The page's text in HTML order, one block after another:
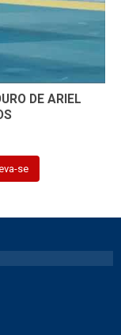
DE ARIEL
se